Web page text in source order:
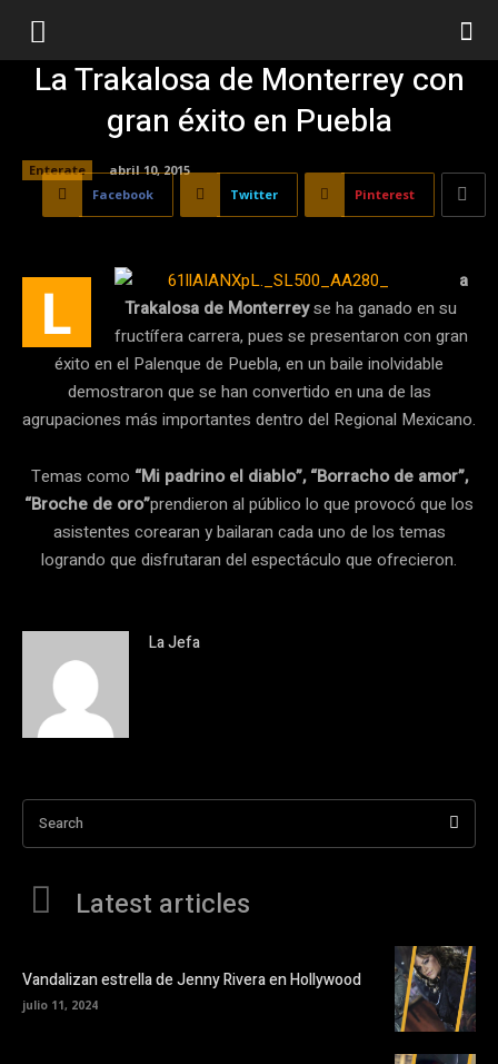
La Trakalosa de Monterrey con
gran éxito en Puebla
Enterate
abril 10, 2015
Facebook
Twitter Pinterest
L
a
Trakalosa de Monterreyse ha ganado en su
fructífera carrera, pues se presentaron con gran
éxito en el Palenque de Puebla, en un baile inolvidable
demostraron que se han convertido en una de las
agrupaciones más importantes dentro del Regional Mexicano.
Temas como “Mi padrino el diablo”, “Borracho de amor”,
“Broche de oro”prendieron al público lo que provocó que los
asistentes corearan y bailaran cada uno de los temas
logrando que disfrutaran del espectáculo que ofrecieron.
La Jefa
Search
Latest articles
Vandalizan estrella de Jenny Rivera en Hollywood
julio 11, 2024